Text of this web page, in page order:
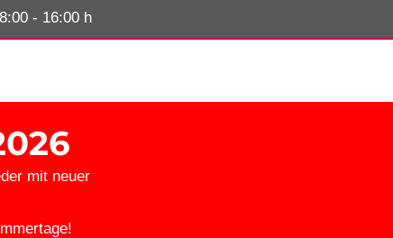
- 16:00 h
mit neuer